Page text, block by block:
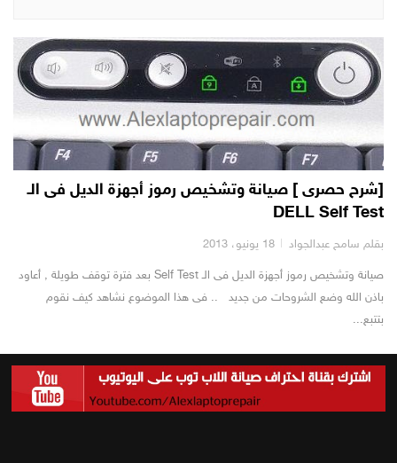
[شرح حصرى ] صيانة وتشخيص رموز أجهزة الديل فى الـ
DELL Self Test
بقلم سامح عبدالجواد 18 يونيو، 2013
صيانة وتشخيص رموز أجهزة الديل فى الـ Self Test بعد فترة توقف طويلة , أعاود
باذن الله وضع الشروحات من جديد .. فى هذا الموضوع نشاهد كيف نقوم
بتتبع...